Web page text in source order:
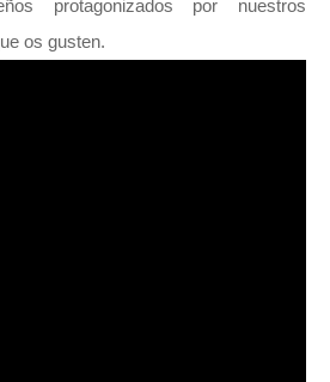
protagonizados por nuestros
os gusten.